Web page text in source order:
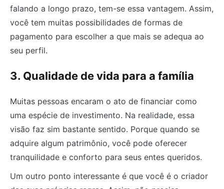
falando a longo prazo, tem-se essa vantagem. Assim,
você tem muitas possibilidades de formas de
pagamento para escolher a que mais se adequa ao
seu perfil.
3. Qualidade de vida para a família
Muitas pessoas encaram o ato de financiar como
uma espécie de investimento. Na realidade, essa
visão faz sim bastante sentido. Porque quando se
adquire algum patrimônio, você pode oferecer
tranquilidade e conforto para seus entes queridos.
Um outro ponto interessante é que você é o criador